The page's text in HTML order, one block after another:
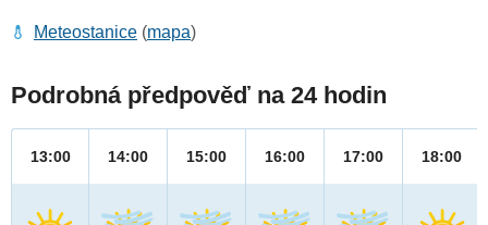
Meteostanice (mapa)
Podrobná předpověď na 24 hodin
13:00 14:00 15:00 16:00 17:00 18:00